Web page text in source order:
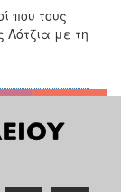
που τους
Λότζια με τη